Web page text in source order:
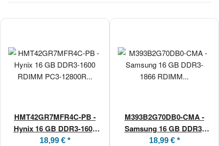
HMT42GR7MFR4C-PB -
Hynix 16 GB DDR3-1600
RDIMM PC3-12800R 2Rx4
18,99 € *
M393B2G70DB0-CMA -
Samsung 16 GB DDR3-
1866 RDIMM PC3-14900R
18,99 € *